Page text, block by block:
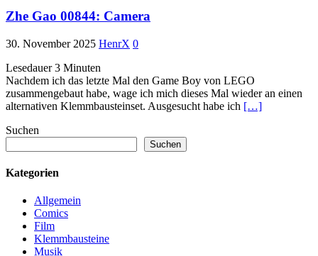
Zhe Gao 00844: Camera
30. November 2025 HenrX 0
Lesedauer 3 Minuten
Nachdem ich das letzte Mal den Game Boy von LEGO
zusammengebaut habe, wage ich mich dieses Mal wieder an einen
alternativen Klemmbausteinset. Ausgesucht habe ich […]
Suchen
Suchen
Kategorien
Allgemein
Comics
Film
Klemmbausteine
Musik